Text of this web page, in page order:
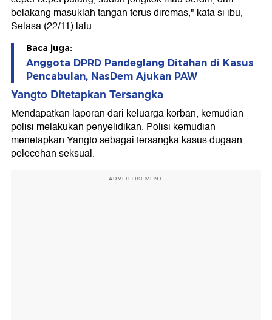
belakang masuklah tangan terus diremas," kata si ibu,
Selasa (22/11) lalu.
Baca juga:
Anggota DPRD Pandeglang Ditahan di Kasus
Pencabulan, NasDem Ajukan PAW
Yangto Ditetapkan Tersangka
Mendapatkan laporan dari keluarga korban, kemudian
polisi melakukan penyelidikan. Polisi kemudian
menetapkan Yangto sebagai tersangka kasus dugaan
pelecehan seksual.
ADVERTISEMENT